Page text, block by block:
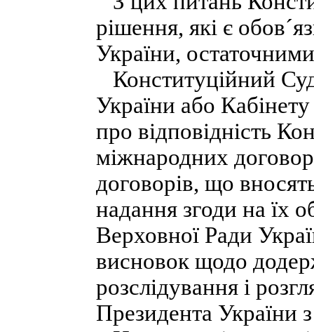
рішення, які є
України,
Конституційний
України або
про відповідність
міжнародних
договорів, що
надання згоди на їх
Верховної Ради
висновок щодо
розслідування і
Президента України